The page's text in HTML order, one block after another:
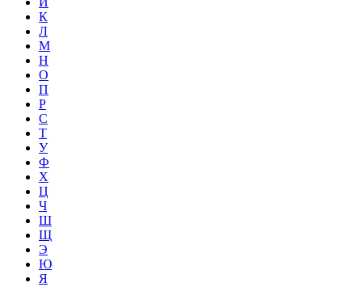
К
Л
М
Н
О
П
Р
С
Т
У
Ф
Х
Ц
Ч
Ш
Щ
Э
Ю
Я